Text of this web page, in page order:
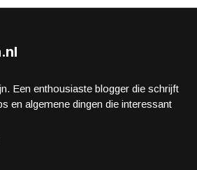
Een enthousiaste blogger die schrijft
en algemene dingen die interessant